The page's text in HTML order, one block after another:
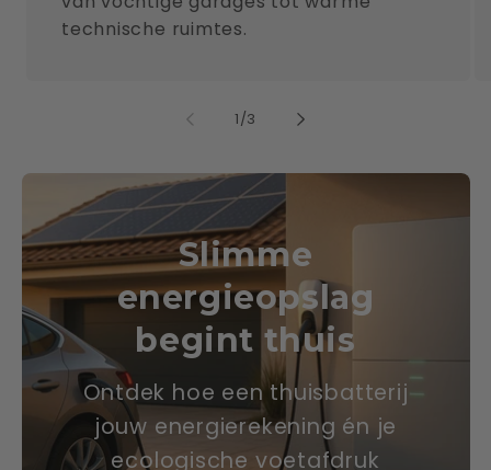
technische ruimtes.
1/von
3
Slimme
energieopslag
begint thuis
Ontdek hoe een thuisbatterij
jouw energierekening én je
ecologische voetafdruk